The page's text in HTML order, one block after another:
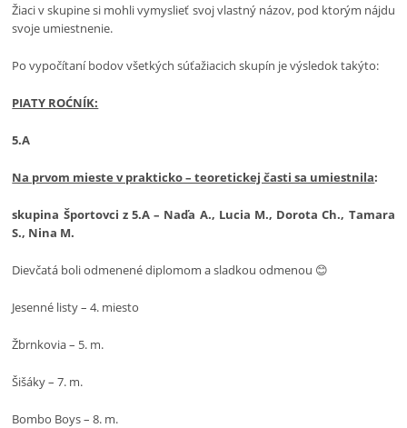
Žiaci v skupine si mohli vymyslieť svoj vlastný názov, pod ktorým nájdu
svoje umiestnenie.
Po vypočítaní bodov všetkých súťažiacich skupín je výsledok takýto:
PIATY ROĆNÍK:
5.A
Na prvom mieste v prakticko – teoretickej časti sa umiestnila:
skupina Športovci z 5.A – Naďa A., Lucia M., Dorota Ch., Tamara
S., Nina M.
Dievčatá boli odmenené diplomom a sladkou odmenou 😊
Jesenné listy – 4. miesto
Žbrnkovia – 5. m.
Šišáky – 7. m.
Bombo Boys – 8. m.